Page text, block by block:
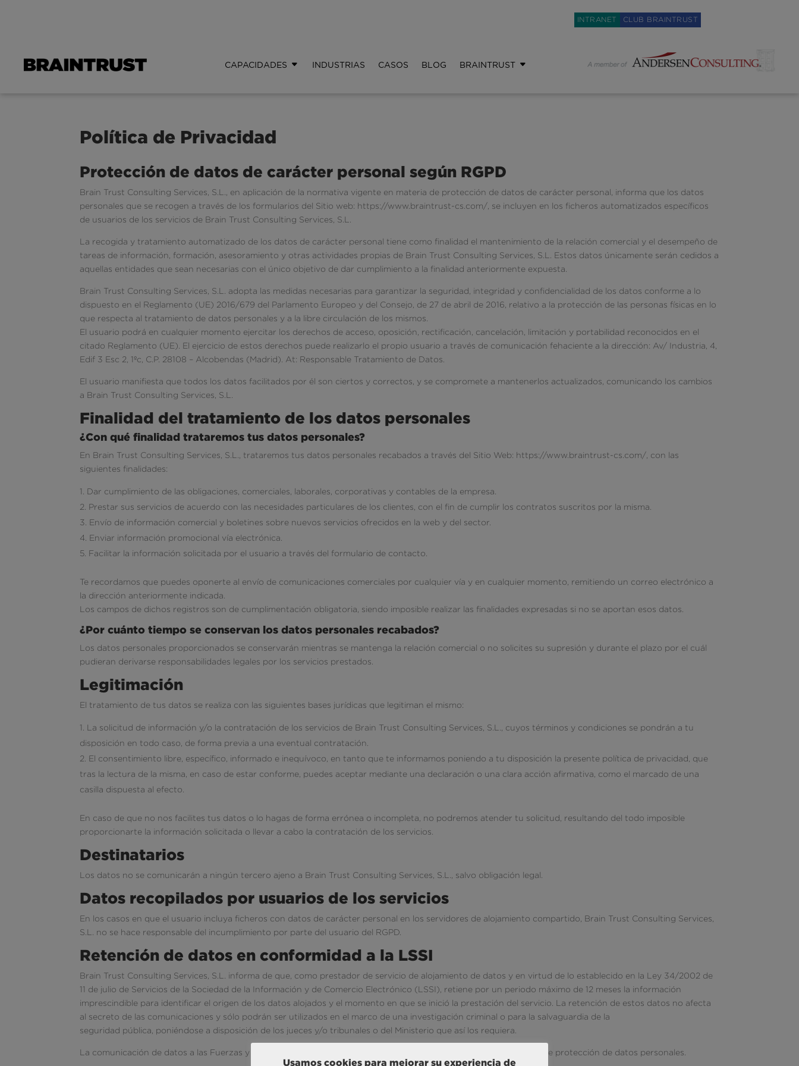
INTRANET CLUB BRAINTRUST
CAPACIDADES INDUSTRIAS CASOS BLOG BRAINTRUST
Política de Privacidad
Protección de datos de carácter personal según RGPD
Brain Trust Consulting Services, S.L., en aplicación de la normativa vigente en materia de protección de datos de carácter personal, informa que los datos
personales que se recogen a través de los formularios del Sitio web: https://www.braintrust-cs.com/, se incluyen en los ficheros automatizados específicos
de usuarios de los servicios de Brain Trust Consulting Services, S.L.
La recogida y tratamiento automatizado de los datos de carácter personal tiene como finalidad el mantenimiento de la relación comercial y el desempeño de
tareas de información, formación, asesoramiento y otras actividades propias de Brain Trust Consulting Services, S.L. Estos datos únicamente serán cedidos a
aquellas entidades que sean necesarias con el único objetivo de dar cumplimiento a la finalidad anteriormente expuesta.
Brain Trust Consulting Services, S.L. adopta las medidas necesarias para garantizar la seguridad, integridad y confidencialidad de los datos conforme a lo
dispuesto en el Reglamento (UE) 2016/679 del Parlamento Europeo y del Consejo, de 27 de abril de 2016, relativo a la protección de las personas físicas en lo
que respecta al tratamiento de datos personales y a la libre circulación de los mismos.
El usuario podrá en cualquier momento ejercitar los derechos de acceso, oposición, rectificación, cancelación, limitación y portabilidad reconocidos en el
citado Reglamento (UE). El ejercicio de estos derechos puede realizarlo el propio usuario a través de comunicación fehaciente a la dirección: Av/ Industria, 4,
Edif 3 Esc 2, 1ºc, C.P. 28108 – Alcobendas (Madrid). At: Responsable Tratamiento de Datos.
El usuario manifiesta que todos los datos facilitados por él son ciertos y correctos, y se compromete a mantenerlos actualizados, comunicando los cambios
a Brain Trust Consulting Services, S.L.
Finalidad del tratamiento de los datos personales
¿Con qué finalidad trataremos tus datos personales?
En Brain Trust Consulting Services, S.L., trataremos tus datos personales recabados a través del Sitio Web: https://www.braintrust-cs.com/, con las
siguientes finalidades:
Dar cumplimiento de las obligaciones, comerciales, laborales, corporativas y contables de la empresa.
Prestar sus servicios de acuerdo con las necesidades particulares de los clientes, con el fin de cumplir los contratos suscritos por la misma.
Envío de información comercial y boletines sobre nuevos servicios ofrecidos en la web y del sector.
Enviar información promocional vía electrónica.
Facilitar la información solicitada por el usuario a través del formulario de contacto.
Te recordamos que puedes oponerte al envío de comunicaciones comerciales por cualquier vía y en cualquier momento, remitiendo un correo electrónico a
la dirección anteriormente indicada.
Los campos de dichos registros son de cumplimentación obligatoria, siendo imposible realizar las finalidades expresadas si no se aportan esos datos.
¿Por cuánto tiempo se conservan los datos personales recabados?
Los datos personales proporcionados se conservarán mientras se mantenga la relación comercial o no solicites su supresión y durante el plazo por el cuál
pudieran derivarse responsabilidades legales por los servicios prestados.
Legitimación
El tratamiento de tus datos se realiza con las siguientes bases jurídicas que legitiman el mismo:
La solicitud de información y/o la contratación de los servicios de Brain Trust Consulting Services, S.L., cuyos términos y condiciones se pondrán a tu
disposición en todo caso, de forma previa a una eventual contratación.
El consentimiento libre, específico, informado e inequívoco, en tanto que te informamos poniendo a tu disposición la presente política de privacidad, que
tras la lectura de la misma, en caso de estar conforme, puedes aceptar mediante una declaración o una clara acción afirmativa, como el marcado de una
casilla dispuesta al efecto.
En caso de que no nos facilites tus datos o lo hagas de forma errónea o incompleta, no podremos atender tu solicitud, resultando del todo imposible
proporcionarte la información solicitada o llevar a cabo la contratación de los servicios.
Destinatarios
Los datos no se comunicarán a ningún tercero ajeno a Brain Trust Consulting Services, S.L., salvo obligación legal.
Datos recopilados por usuarios de los servicios
En los casos en que el usuario incluya ficheros con datos de carácter personal en los servidores de alojamiento compartido, Brain Trust Consulting Services,
S.L. no se hace responsable del incumplimiento por parte del usuario del RGPD.
Retención de datos en conformidad a la LSSI
Brain Trust Consulting Services, S.L. informa de que, como prestador de servicio de alojamiento de datos y en virtud de lo establecido en la Ley 34/2002 de
11 de julio de Servicios de la Sociedad de la Información y de Comercio Electrónico (LSSI), retiene por un periodo máximo de 12 meses la información
imprescindible para identificar el origen de los datos alojados y el momento en que se inició la prestación del servicio. La retención de estos datos no afecta
al secreto de las comunicaciones y sólo podrán ser utilizados en el marco de una investigación criminal o para la salvaguardia de la
seguridad pública, poniéndose a disposición de los jueces y/o tribunales o del Ministerio que así los requiera.
La comunicación de datos a las Fuerzas y Cuerpos del Estado se hará en virtud a lo dispuesto en la normativa sobre protección de datos personales.
Usamos cookies para mejorar su experiencia de